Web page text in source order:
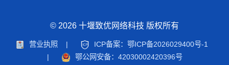
© 2026 十堰致优网络科技 版权所有
营业执照 |
ICP备案：鄂ICP备2026029400号-1
|
鄂公网安备：42030002420396号